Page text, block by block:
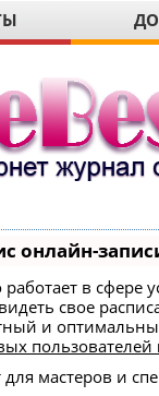
онлайн-
работает в сфере
свое
и
пользователей
для мастеров и